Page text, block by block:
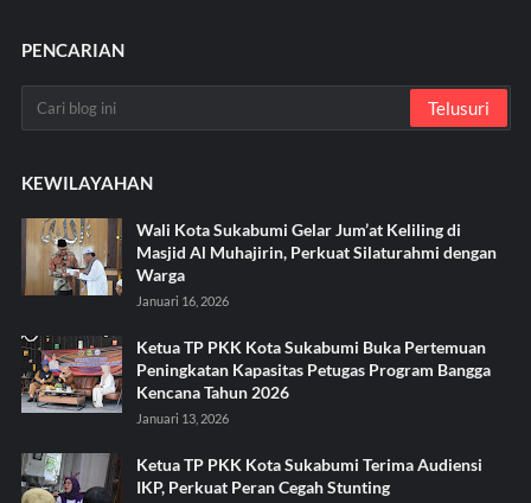
PENCARIAN
KEWILAYAHAN
Wali Kota Sukabumi Gelar Jum’at Keliling di
Masjid Al Muhajirin, Perkuat Silaturahmi dengan
Warga
Januari 16, 2026
Ketua TP PKK Kota Sukabumi Buka Pertemuan
Peningkatan Kapasitas Petugas Program Bangga
Kencana Tahun 2026
Januari 13, 2026
Ketua TP PKK Kota Sukabumi Terima Audiensi
IKP, Perkuat Peran Cegah Stunting